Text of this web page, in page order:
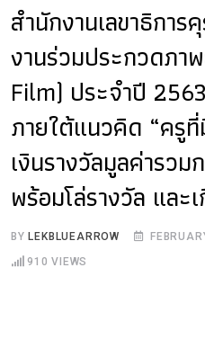
สำนักงานเลขาธิกา
งานร่วมประกวดภ
Film) ประจำปี
ภายใต้แนวคิด “ครู
เงินรางวัลมูลค่ารว
พร้อมโล่รางวัล และ
BYLEKBLUEARROW
910 VIEWS